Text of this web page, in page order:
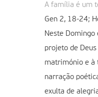
A família é um
Gen 2, 18-24;
Neste Domingo
projeto de
matrimónio e à
narração
exulta de